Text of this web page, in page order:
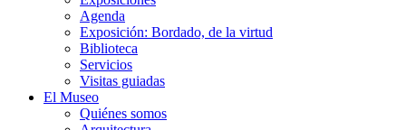
Agenda
Exposición: Bordado, de la virtud
Biblioteca
Servicios
Visitas guiadas
El Museo
Quiénes somos